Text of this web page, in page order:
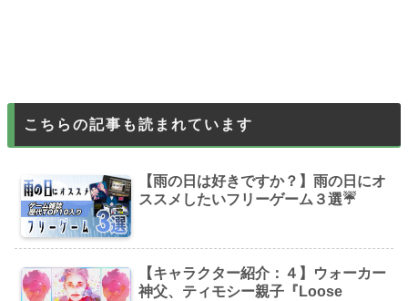
こちらの記事も読まれています
【雨の日は好きですか？】雨の日にオ
ススメしたいフリーゲーム３選☔
【キャラクター紹介：４】ウォーカー
神父、ティモシー親子『Loose